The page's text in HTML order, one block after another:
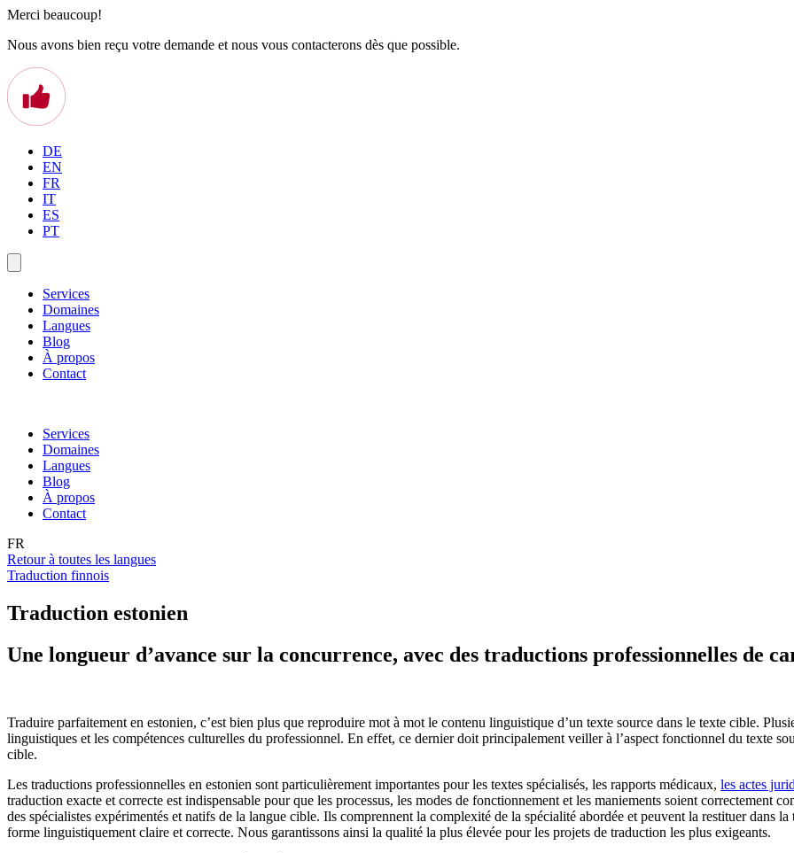
Merci beaucoup!
Nous avons bien reçu votre demande et nous vous contacterons dès que possible.
DE
EN
FR
IT
ES
PT
Services
Domaines
Langues
Blog
À propos
Contact
Services
Domaines
Langues
Blog
À propos
Contact
FR
Retour à toutes les langues
Traduction finnois
Traduction estonien
Une longueur d’avance sur la concurrence, avec des traductions professionnelles de
Traduire parfaitement en estonien, c’est bien plus que reproduire mot à mot le contenu linguistique d’un texte source dans le texte cible.
linguistiques et les compétences culturelles du professionnel. En effet, ce dernier doit principalement veiller à l’aspect fonctionnel du texte
cible.
Les traductions professionnelles en estonien sont particulièrement importantes pour les textes spécialisés, les rapports médicaux, les actes
traduction exacte et correcte est indispensable pour que les processus, les modes de fonctionnement et les maniements soient correctement
des spécialistes expérimentés et natifs de la langue cible. Ils comprennent la complexité de la spécialité abordée et peuvent la restituer dans
forme linguistiquement claire et correcte. Nous garantissons ainsi la qualité la plus élevée pour les projets de traduction les plus exigeants.